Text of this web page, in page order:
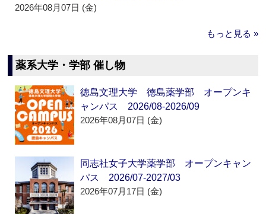
2026年08月07日 (金)
もっと見る »
薬系大学・学部 催し物
徳島文理大学 徳島薬学部 オープンキ
ャンパス 2026/08-2026/09
2026年08月07日 (金)
同志社女子大学薬学部 オープンキャン
パス 2026/07-2027/03
2026年07月17日 (金)